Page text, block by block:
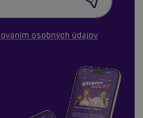
osobných údajov